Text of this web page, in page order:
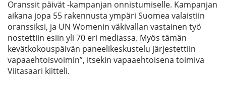
Oranssit päivät -kampanjan onnistumiselle. Kampanjan
aikana jopa 55 rakennusta ympäri Suomea valaistiin
oranssiksi, ja UN Womenin väkivallan vastainen työ
nostettiin esiin yli 70 eri mediassa. Myös tämän
kevätkokouspäivän paneelikeskustelu järjestettiin
vapaaehtoisvoimin”, itsekin vapaaehtoisena toimiva
Viitasaari kiitteli.